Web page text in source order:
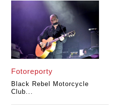
Fotoreporty
Black Rebel Motorcycle
Club...